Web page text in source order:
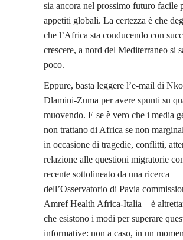
sia ancora nel prossimo futuro facile
appetiti globali. La certezza è che
che l’Africa sta conducendo con
crescere, a nord del Mediterraneo si
poco.
Eppure, basta leggere l’e-mail di
Dlamini-Zuma per avere spunti su
muovendo. E se è vero che i media
non trattano di Africa se non
in occasione di tragedie, conflitti,
relazione alle questioni migratorie
recente sottolineato da una ricerca
dell’Osservatorio di Pavia
Amref Health Africa-Italia – è
che esistono i modi per superare
informative: non a caso, in un